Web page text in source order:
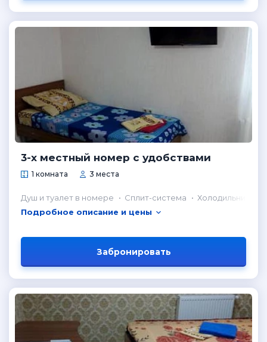
3-х местный номер с удобствами
1 комната 3 места
Душ и туалет в номере Сплит-система
Холодильник в
Подробное описание и цены
Забронировать